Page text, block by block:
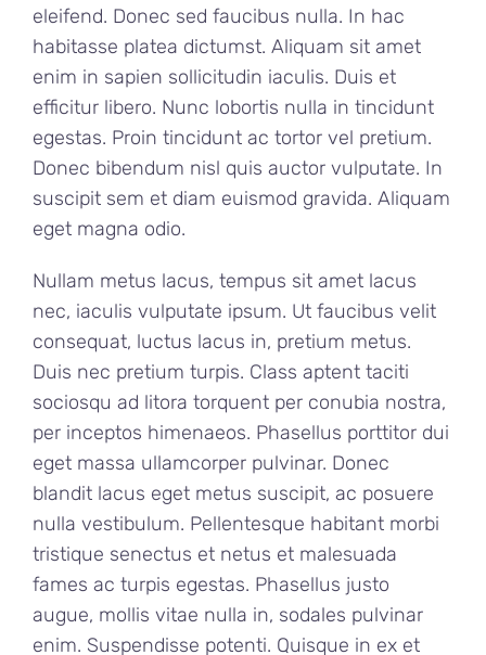
eleifend. Donec sed faucibus nulla. In hac
habitasse platea dictumst. Aliquam sit amet
enim in sapien sollicitudin iaculis. Duis et
efficitur libero. Nunc lobortis nulla in tincidunt
egestas. Proin tincidunt ac tortor vel pretium.
Donec bibendum nisl quis auctor vulputate. In
suscipit sem et diam euismod gravida. Aliquam
eget magna odio.
Nullam metus lacus, tempus sit amet lacus
nec, iaculis vulputate ipsum. Ut faucibus velit
consequat, luctus lacus in, pretium metus.
Duis nec pretium turpis. Class aptent taciti
sociosqu ad litora torquent per conubia nostra,
per inceptos himenaeos. Phasellus porttitor dui
eget massa ullamcorper pulvinar. Donec
blandit lacus eget metus suscipit, ac posuere
nulla vestibulum. Pellentesque habitant morbi
tristique senectus et netus et malesuada
fames ac turpis egestas. Phasellus justo
augue, mollis vitae nulla in, sodales pulvinar
enim. Suspendisse potenti. Quisque in ex et